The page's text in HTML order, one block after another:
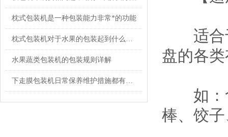
枕式包装机是一种包装能力非常*的功能
枕式包装机对于水果的包装起到什么作用？
水果蔬类包装机的包装规则详解
下走膜包装机日常保养维护措施都有什么？
适合于
盘的各
如：食
棒、饺